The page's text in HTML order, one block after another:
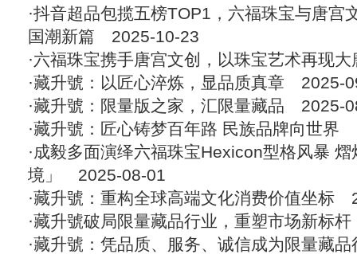
·抖音超品包揽五榜TOP1，六福珠宝与唐宫
国潮新篇 2025-10-23
·六福珠宝携手唐宫文创，以珠宝艺术再现大
·藏升號：以匠心淬炼，显品质真章 2025-
·藏升號：限量版之家，汇限量藏品 2025-
·藏升號：匠心铸梦百年路 民族品牌向世界
·成毅多面演绎六福珠宝Hexicon型格风暴
境」
2025-08-01
·藏升號：重构全球高端文化消费价值坐标
·藏升號破局限量藏品行业，重塑市场新标杆
·藏升號：凭品质、服务、诚信成为限量藏品